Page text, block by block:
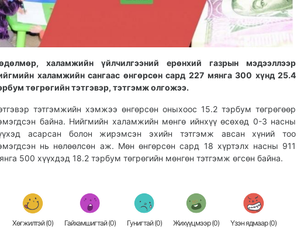
халамжийн үйлчилгээний ерөнхий газрын мэдээллээр
халамжийн сангаас өнгөрсөн сард 227 мянга 300 хүнд 25.4
төгрөгийн тэтгэвэр, тэтгэмж олгожээ.
тэтгэмжийн хэмжээ өнгөрсөн оныхоос 15.2 тэрбум төгрөгөөр
байна. Нийгмийн халамжийн мөнгө ийнхүү өсөхөд 0-3 насны
асарсан болон жирэмсэн эхийн тэтгэмж авсан хүний тоо
нь нөлөөлсөн аж. Мөн өнгөрсөн сард 18 хүртэлх насны 911
500 хүүхдэд 18.2 тэрбум төгрөгийн мөнгөн тэтгэмж өгсөн байна.
Хөгжилтэй (0) Гайхамшигтай (0) Гунигтай (0) Жихүүцмээр (0) Үзэн ядмаар (0)